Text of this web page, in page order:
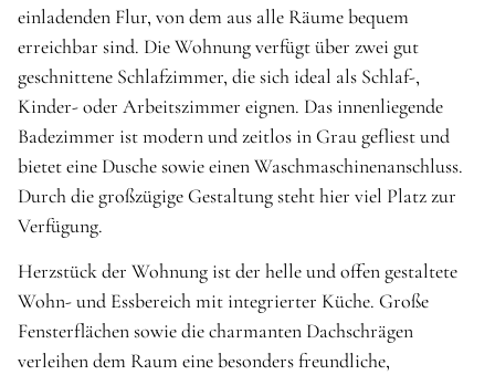
einladenden Flur, von dem aus alle Räume bequem
erreichbar sind. Die Wohnung verfügt über zwei gut
geschnittene Schlafzimmer, die sich ideal als Schlaf-,
Kinder- oder Arbeitszimmer eignen. Das innenliegende
Badezimmer ist modern und zeitlos in Grau gefliest und
bietet eine Dusche sowie einen Waschmaschinenanschluss.
Durch die großzügige Gestaltung steht hier viel Platz zur
Verfügung.
Herzstück der Wohnung ist der helle und offen gestaltete
Wohn- und Essbereich mit integrierter Küche. Große
Fensterflächen sowie die charmanten Dachschrägen
verleihen dem Raum eine besonders freundliche,